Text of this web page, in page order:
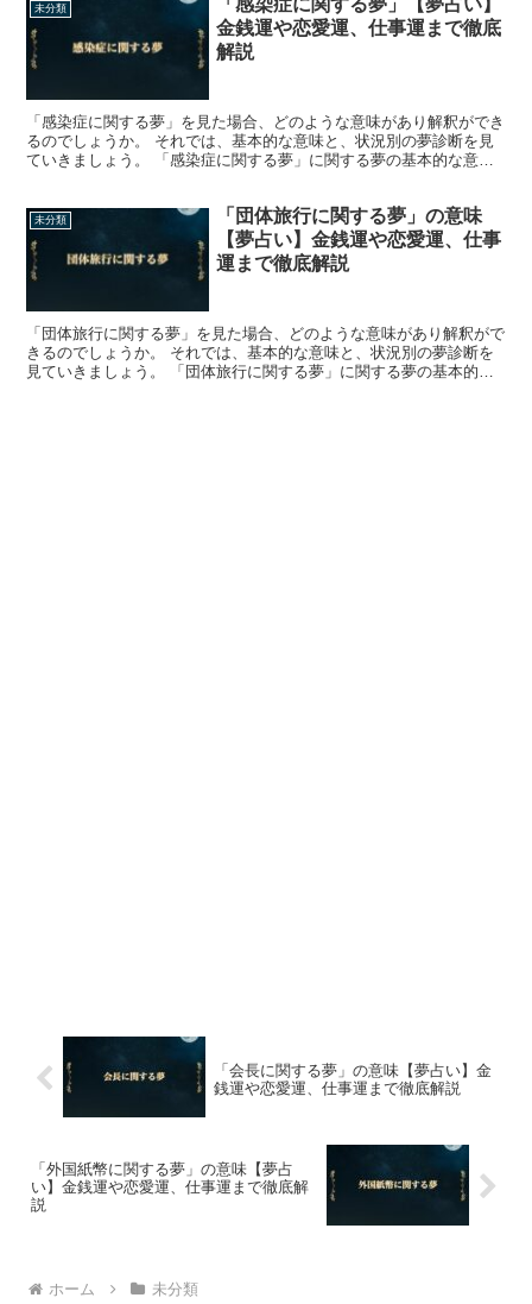
未分類
「感染症に関する夢」【夢占い】
金銭運や恋愛運、仕事運まで徹底
解説
「感染症に関する夢」を見た場合、どのような意味があり解釈ができ
るのでしょうか。 それでは、基本的な意味と、状況別の夢診断を見
ていきましょう。 「感染症に関する夢」に関する夢の基本的な意味
未分類
「団体旅行に関する夢」の意味
【夢占い】金銭運や恋愛運、仕事
運まで徹底解説
「団体旅行に関する夢」を見た場合、どのような意味があり解釈がで
きるのでしょうか。 それでは、基本的な意味と、状況別の夢診断を
見ていきましょう。 「団体旅行に関する夢」に関する夢の基本的な
「会長に関する夢」の意味【夢占い】金
銭運や恋愛運、仕事運まで徹底解説
「外国紙幣に関する夢」の意味【夢占
い】金銭運や恋愛運、仕事運まで徹底解
説
ホーム 未分類